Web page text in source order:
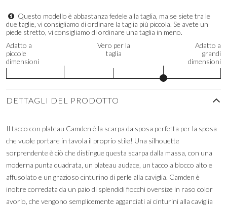
Questo modello è abbastanza fedele alla taglia, ma se siete tra le
due taglie, vi consigliamo di ordinare la taglia più piccola. Se avete un
piede stretto, vi consigliamo di ordinare una taglia in meno.
Adatto a
piccole
dimensioni
Vero per la
taglia
Adatto a
grandi
dimensioni
DETTAGLI DEL PRODOTTO
Il tacco con plateau Camden è la scarpa da sposa perfetta per la sposa
che vuole portare in tavola il proprio stile! Una silhouette
sorprendente è ciò che distingue questa scarpa dalla massa, con una
moderna punta quadrata, un plateau audace, un tacco a blocco alto e
affusolato e un grazioso cinturino di perle alla caviglia. Camden è
inoltre corredata da un paio di splendidi fiocchi oversize in raso color
avorio, che vengono semplicemente agganciati ai cinturini alla caviglia